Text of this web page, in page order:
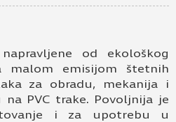
od ekološkog
malom emisijom štetnih
za obradu, mekanija i
PVC trake. Povoljnija je
i za upotrebu u